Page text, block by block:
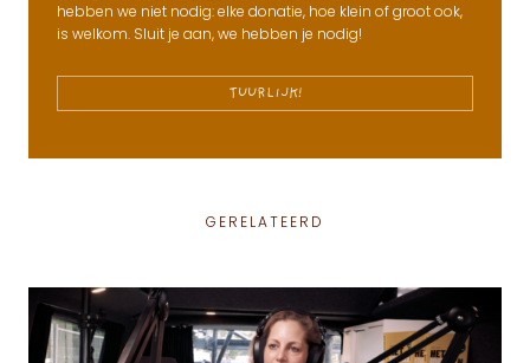
hebben we niet nodig: elke donatie, hoe klein of groot ook,
is welkom. Sluit je aan, we hebben je nodig!
TUURLIJK!
GERELATEERD